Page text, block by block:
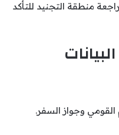
منطقة التجنيد للتأكد
القومي وجواز السفر.